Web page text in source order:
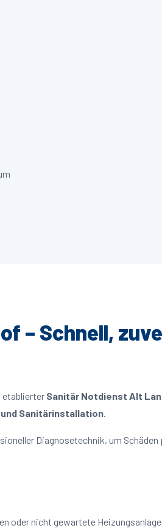
– Schnell,
etablierter Sanitär Notdienst Alt
Sanitärinstallation.
Diagnosetechnik, um Schäden
oder nicht gewartete